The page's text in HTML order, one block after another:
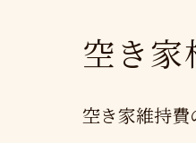
空き家
空き家維持